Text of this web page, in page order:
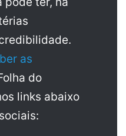
as
do
links abaixo